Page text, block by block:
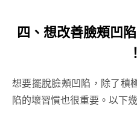
四、想改善臉頰凹
！
想要擺脫臉頰凹陷，除了積
陷的壞習慣也很重要。以下